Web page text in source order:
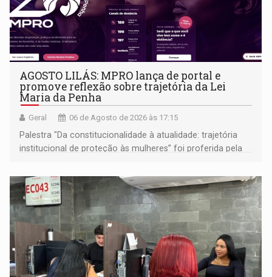
AGOSTO LILÁS: MPRO lança de portal e
promove reflexão sobre trajetória da Lei
Maria da Penha
Geral 06 de Agosto de 2026 às 17:15
Palestra "Da constitucionalidade à atualidade: trajetória
institucional de proteção às mulheres” foi proferida pela
Goiás